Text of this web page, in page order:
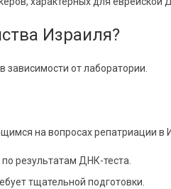
Израиля?
от лаборатории.
на вопросах репатриации в
результатам ДНК-теста.
тщательной подготовки.